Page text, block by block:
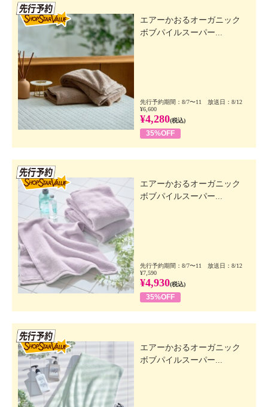
エアーかおるオーガニック
ボブパイルスーパー...
先行予約期間：8/7〜11 放送日：8/12
¥6,600
¥4,280(税込)
35%OFF
エアーかおるオーガニック
ボブパイルスーパー...
先行予約期間：8/7〜11 放送日：8/12
¥7,590
¥4,930(税込)
35%OFF
エアーかおるオーガニック
ボブパイルスーパー...